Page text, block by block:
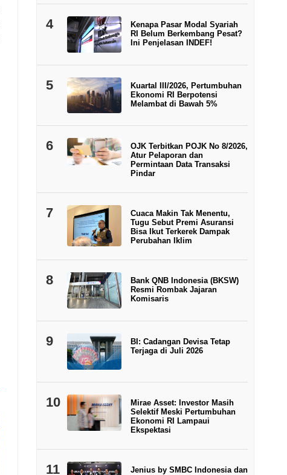
4
Kenapa Pasar Modal Syariah
RI Belum Berkembang Pesat?
Ini Penjelasan INDEF!
5
Kuartal III/2026, Pertumbuhan
Ekonomi RI Berpotensi
Melambat di Bawah 5%
6
OJK Terbitkan POJK No 8/2026,
Atur Pelaporan dan
Permintaan Data Transaksi
Pindar
7
Cuaca Makin Tak Menentu,
Tugu Sebut Premi Asuransi
Bisa Ikut Terkerek Dampak
Perubahan Iklim
8
Bank QNB Indonesia (BKSW)
Resmi Rombak Jajaran
Komisaris
9
BI: Cadangan Devisa Tetap
Terjaga di Juli 2026
10
Mirae Asset: Investor Masih
Selektif Meski Pertumbuhan
Ekonomi RI Lampaui
Ekspektasi
11
Jenius by SMBC Indonesia dan